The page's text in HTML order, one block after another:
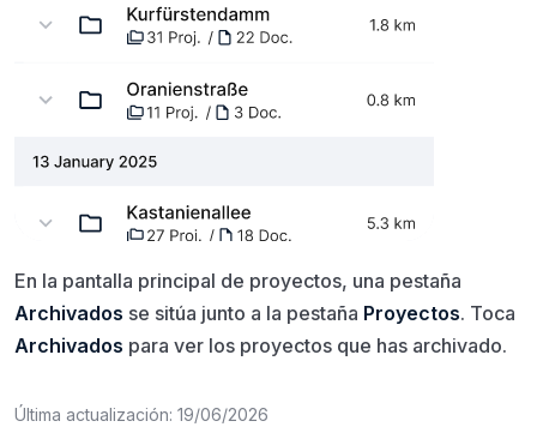
En la pantalla principal de proyectos, una pestaña
Archivados se sitúa junto a la pestaña Proyectos. Toca
Archivados para ver los proyectos que has archivado.
Última actualización: 19/06/2026